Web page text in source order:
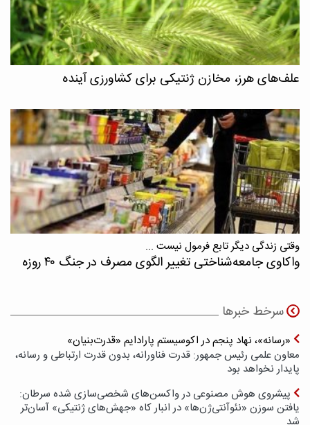
علف‌های هرز، مخازن ژنتیکی برای کشاورزی آینده
وقتی زندگی دیگر تابع فرمول نیست ...
واکاوی جامعه‌شناختی تغییر الگوی مصرف در جنگ ۴۰ روزه
سرخط خبرها
«رسانه»، نهاد پنجم در اکوسیستم پارادایم «قدرت‌بنیان»
معاون علمی رئیس جمهور: قدرت فناورانه، بدون قدرت ارتباطی و رسانه،
پایدار نخواهد بود
پیشروی هوش مصنوعی در واکسن‌های شخصی‌سازی شده سرطان:
یافتن سوزن «نئوآنتی‌ژن‌ها» در انبار کاه «جهش‌های ژنتیکی» آسان‌تر